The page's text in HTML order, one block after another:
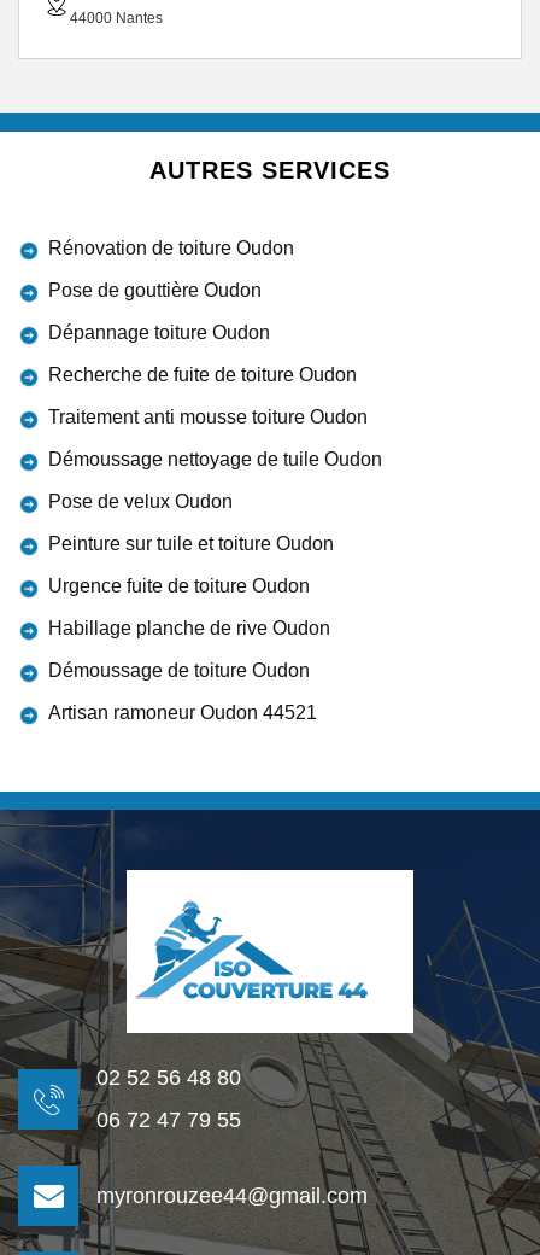
44000 Nantes
AUTRES SERVICES
Rénovation de toiture Oudon
Pose de gouttière Oudon
Dépannage toiture Oudon
Recherche de fuite de toiture Oudon
Traitement anti mousse toiture Oudon
Démoussage nettoyage de tuile Oudon
Pose de velux Oudon
Peinture sur tuile et toiture Oudon
Urgence fuite de toiture Oudon
Habillage planche de rive Oudon
Démoussage de toiture Oudon
Artisan ramoneur Oudon 44521
02 52 56 48 80
06 72 47 79 55
myronrouzee44@gmail.com